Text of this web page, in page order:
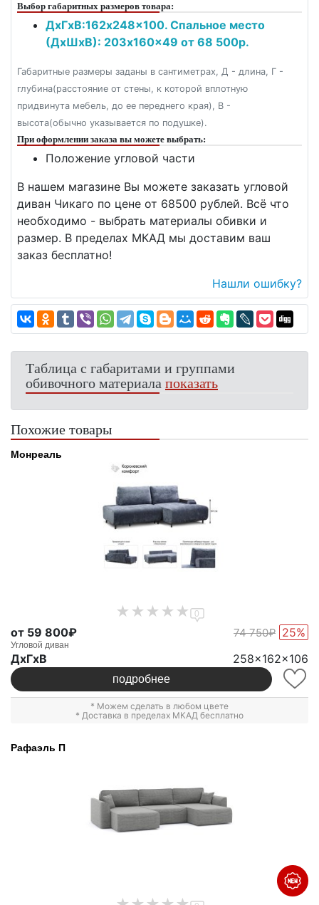
Выбор габаритных размеров товара:
ДxГxВ:162x248x100. Спальное место
(ДxШxВ): 203x160x49 от 68 500р.
Габаритные размеры заданы в сантиметрах, Д - длина, Г -
глубина(расстояние от стены, к которой вплотную
придвинута мебель, до ее переднего края), В -
высота(обычно указывается по подушке).
При оформлении заказа вы можете выбрать:
Положение угловой части
В нашем магазине Вы можете заказать угловой
диван Чикаго по цене от 68500 рублей. Всё что
необходимо - выбрать материалы обивки и
размер. В пределах МКАД мы доставим ваш
заказ бесплатно!
Нашли ошибку?
Таблица с габаритами и группами
обивочного материалапоказать
Похожие товары
Монреаль
0
от 59 800₽ 74 750₽ 25%
Угловой диван
ДxГxВ 258x162x106
подробнее
* Можем сделать в любом цвете
* Доставка в пределах МКАД бесплатно
Рафаэль П